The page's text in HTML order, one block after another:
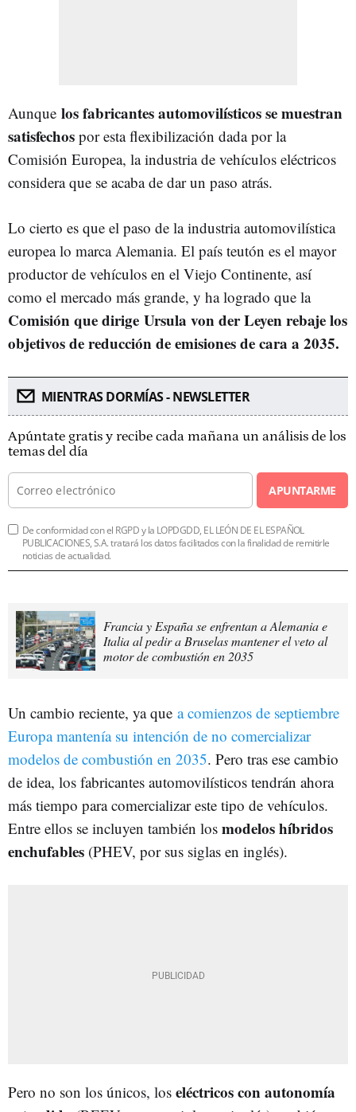
Aunque los fabricantes automovilísticos se muestran
satisfechos por esta flexibilización dada por la
Comisión Europea, la industria de vehículos eléctricos
considera que se acaba de dar un paso atrás.
Lo cierto es que el paso de la industria automovilística
europea lo marca Alemania. El país teutón es el mayor
productor de vehículos en el Viejo Continente, así
como el mercado más grande, y ha logrado que la
Comisión que dirige Ursula von der Leyen rebaje los
objetivos de reducción de emisiones de cara a 2035.
MIENTRAS DORMÍAS - NEWSLETTER
Apúntate gratis y recibe cada mañana un análisis de los
temas del día
APUNTARME
De conformidad con el RGPD y la LOPDGDD, EL LEÓN DE EL ESPAÑOL
PUBLICACIONES, S.A. tratará los datos facilitados con la finalidad de remitirle
noticias de actualidad.
Francia y España se enfrentan a Alemania e
Italia al pedir a Bruselas mantener el veto al
motor de combustión en 2035
Un cambio reciente, ya que a comienzos de septiembre
Europa mantenía su intención de no comercializar
modelos de combustión en 2035. Pero tras ese cambio
de idea, los fabricantes automovilísticos tendrán ahora
más tiempo para comercializar este tipo de vehículos.
Entre ellos se incluyen también los modelos híbridos
enchufables (PHEV, por sus siglas en inglés).
Pero no son los únicos, los eléctricos con autonomía